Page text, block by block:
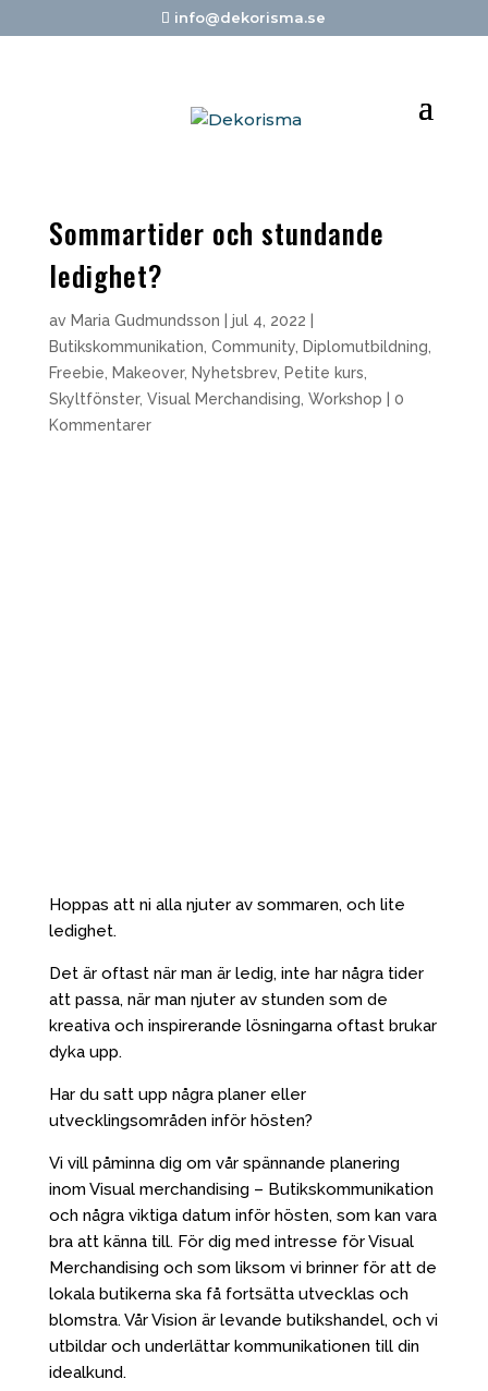
info@dekorisma.se
Sommartider och stundande
ledighet?
av Maria Gudmundsson jul 4, 2022
Butikskommunikation Community, Diplomutbildning
Freebie
Makeover, Nyhetsbrev, Petite kurs
Skyltfönster, Visual Merchandising Workshop
0
Kommentarer
Hoppas att ni alla njuter av sommaren, och lite
ledighet.
Det är oftast när man är ledig, inte har några tider
att passa, när man njuter av stunden som de
kreativa och inspirerande lösningarna oftast brukar
dyka upp.
Har du satt upp några planer eller
utvecklingsområden inför hösten?
Vi vill påminna dig om vår spännande planering
inom Visual merchandising – Butikskommunikation
och några viktiga datum inför hösten, som kan vara
bra att känna till. För dig med intresse för Visual
Merchandising och som liksom vi brinner för att de
lokala butikerna ska få fortsätta utvecklas och
blomstra. Vår Vision är levande butikshandel, och vi
utbildar och underlättar kommunikationen till din
idealkund.